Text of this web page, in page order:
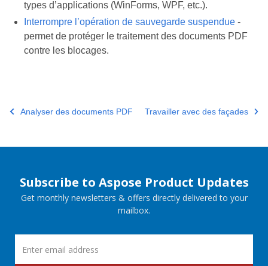
types d’applications (WinForms, WPF, etc.).
Interrompre l’opération de sauvegarde suspendue -
permet de protéger le traitement des documents PDF
contre les blocages.
Analyser des documents PDF Travailler avec des façades
Subscribe to Aspose Product Updates
Get monthly newsletters & offers directly delivered to your
mailbox.